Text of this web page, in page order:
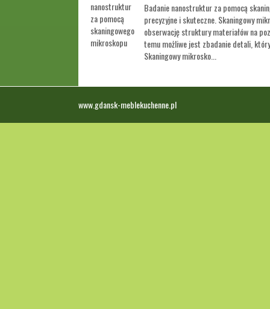
Badanie nanostruktur za pomocą
precyzyjne i skuteczne. Skaningowy
obserwację struktury materiałów na
temu możliwe jest zbadanie detali,
Skaningowy mikrosko...
www.gdansk-meblekuchenne.pl